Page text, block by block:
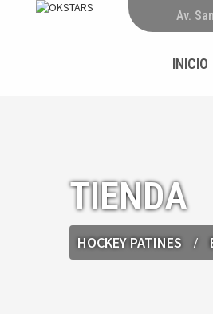
Av.
INICIO
TIENDA
HOCKEY PATINES